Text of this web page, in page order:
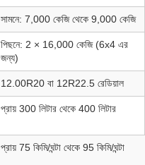
সামনে: 7,000 কেজি থেকে 9,000 কেজি
পিছনে: 2 × 16,000 কেজি (6x4 এর
জন্য)
12.00R20 বা 12R22.5 রেডিয়াল
প্রায় 300 লিটার থেকে 400 লিটার
প্রায় 75 কিমি/ঘন্টা থেকে 95 কিমি/ঘন্টা